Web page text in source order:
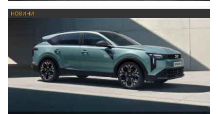
НОВИНИ